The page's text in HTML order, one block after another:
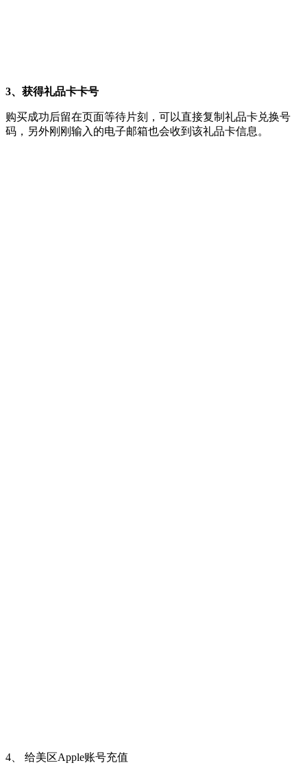
3、获得礼品卡卡号
购买成功后留在页面等待片刻，可以直接复制礼品卡兑换号
码，另外刚刚输入的电子邮箱也会收到该礼品卡信息。
4、 给美区Apple账号充值